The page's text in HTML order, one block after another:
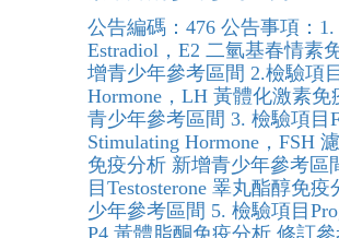
公告編碼：476 公告事項：1.
Estradiol，E2 二氫基春情素
增青少年參考區間 2.檢驗項
Hormone，LH 黃體化激素免
青少年參考區間 3. 檢驗項目
Stimulating Hormone，FSH
免疫分析 新增青少年參考區
目Testosterone 睪丸酯醇免
少年參考區間 5. 檢驗項目